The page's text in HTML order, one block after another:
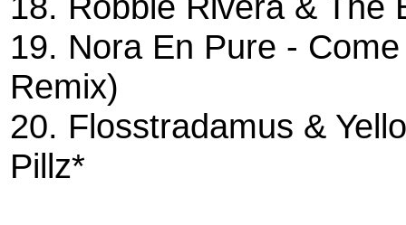
19. Nora En Pure -
Remix)
20. Flosstradamus &
Pillz*